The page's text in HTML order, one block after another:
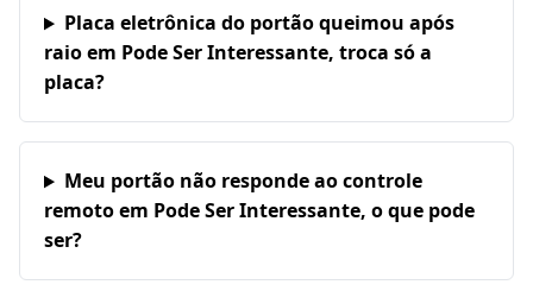
Placa eletrônica do portão queimou após
raio em Pode Ser Interessante, troca só a
placa?
Meu portão não responde ao controle
remoto em Pode Ser Interessante, o que pode
ser?